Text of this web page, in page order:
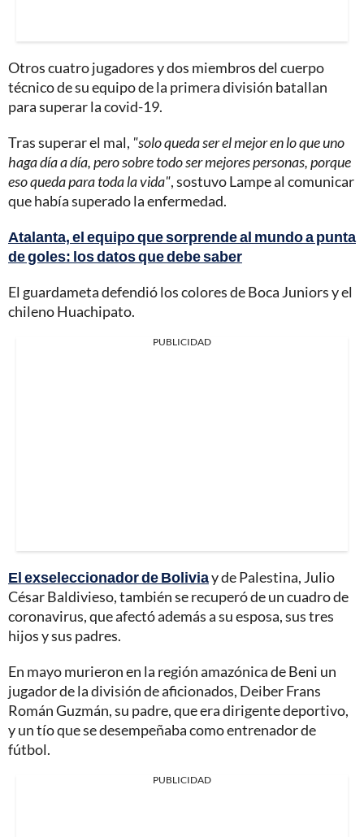
Otros cuatro jugadores y dos miembros del cuerpo
técnico de su equipo de la primera división batallan
para superar la covid-19.
Tras superar el mal, "solo queda ser el mejor en lo que uno
haga día a día, pero sobre todo ser mejores personas, porque
eso queda para toda la vida", sostuvo Lampe al comunicar
que había superado la enfermedad.
Atalanta, el equipo que sorprende al mundo a punta
de goles: los datos que debe saber
El guardameta defendió los colores de Boca Juniors y el
chileno Huachipato.
PUBLICIDAD
El exseleccionador de Boliviay de Palestina, Julio
César Baldivieso, también se recuperó de un cuadro de
coronavirus, que afectó además a su esposa, sus tres
hijos y sus padres.
En mayo murieron en la región amazónica de Beni un
jugador de la división de aficionados, Deiber Frans
Román Guzmán, su padre, que era dirigente deportivo,
y un tío que se desempeñaba como entrenador de
fútbol.
PUBLICIDAD